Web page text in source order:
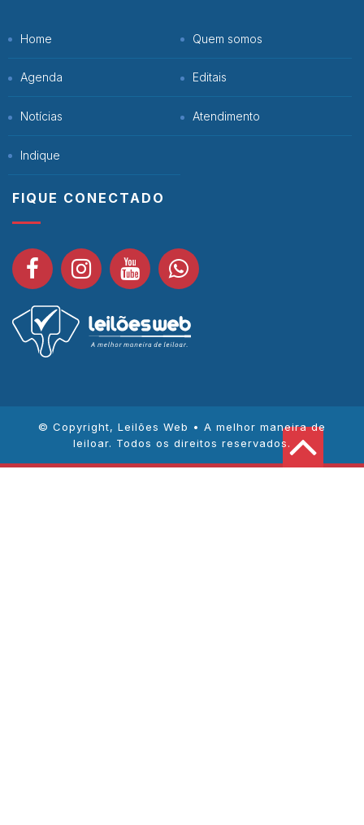
Home Quem somos
Agenda Editais
Notícias Atendimento
Indique
FIQUE CONECTADO
© Copyright, Leilões Web • A melhor maneira de
leiloar. Todos os direitos reservados.